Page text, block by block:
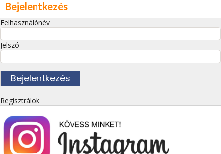
Bejelentkezés
Felhasználónév
Jelszó
Regisztrálok